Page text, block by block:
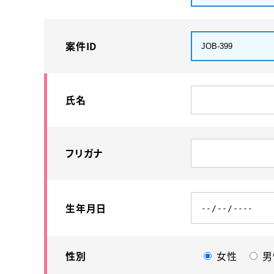
案件ID
氏名
フリガナ
生年月日
性別 女性